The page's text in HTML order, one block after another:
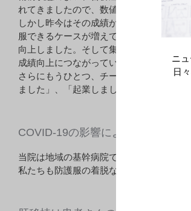
れてきましたので、数値はどうしてもそ
しかし昨今はその成績が大幅に向上しま
服できるケースが増えてきたこと。次に
向上しました。そして集中治療部との密
成績向上につながっていると考えています
さらにもうひとつ、チーム間の連携も長
ました」、「起業しました」など、それ
COVID-19の影響による変化
当院は地域の基幹病院でもありますから
私たちも防護服の着脱などのトレーニン
ニ
日